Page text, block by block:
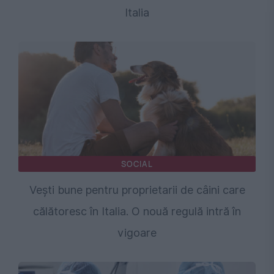
Italia
SOCIAL
Vești bune pentru proprietarii de câini care
călătoresc în Italia. O nouă regulă intră în
vigoare